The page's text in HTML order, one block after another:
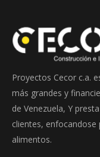
Proyectos Cecor c.a.
más grandes y
de Venezuela, Y
clientes,
alimentos.